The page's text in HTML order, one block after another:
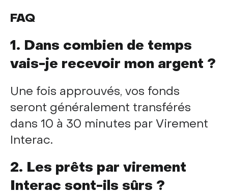
FAQ
1. Dans combien de temps
vais-je recevoir mon argent ?
Une fois approuvés, vos fonds
seront généralement transférés
dans 10 à 30 minutes par Virement
Interac.
2. Les prêts par virement
Interac sont-ils sûrs ?